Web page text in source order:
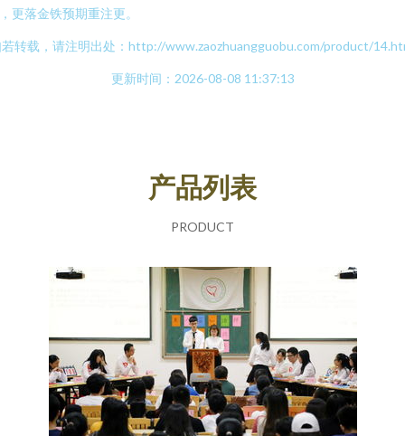
更落金铁预期重注更。
转载，请注明出处：http://www.zaozhuangguobu.com/product/
更新时间：2026-08-08 11:37:13
产品列表
PRODUCT